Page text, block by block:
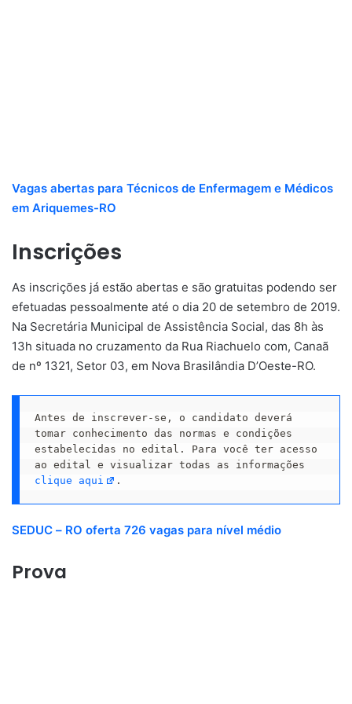
Vagas abertas para Técnicos de Enfermagem e Médicos
em Ariquemes-RO
Inscrições
As inscrições já estão abertas e são gratuitas podendo ser
efetuadas pessoalmente até o dia 20 de setembro de 2019.
Na Secretária Municipal de Assistência Social, das 8h às
13h situada no cruzamento da Rua Riachuelo com, Canaã
de nº 1321, Setor 03, em Nova Brasilândia D’Oeste-RO.
Antes de inscrever-se, o candidato deverá
tomar conhecimento das normas e condições
estabelecidas no edital. Para você ter acesso
clique aqui
.
SEDUC – RO oferta 726 vagas para nível médio
Prova